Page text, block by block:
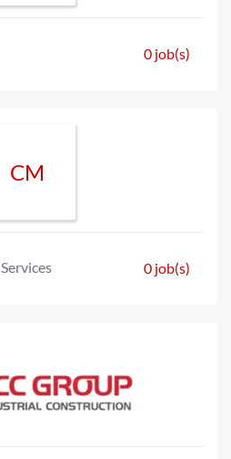
0 job(s)
CM
0 job(s)